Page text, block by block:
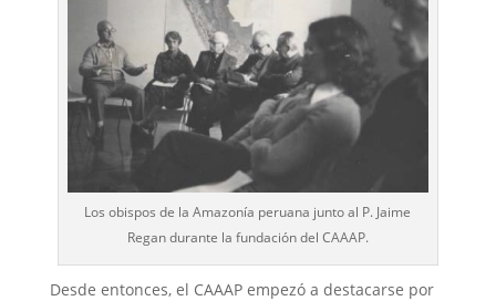
Los obispos de la Amazonía peruana junto al P. Jaime
Regan durante la fundación del CAAAP.
Desde entonces, el CAAAP empezó a destacarse por